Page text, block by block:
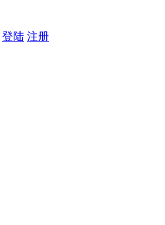
登陆 注册